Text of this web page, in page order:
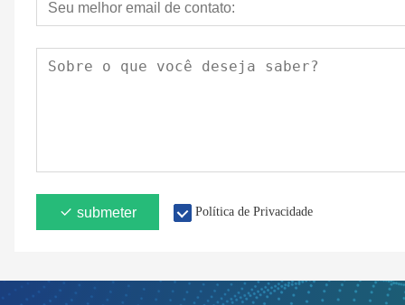
submeter Política de Privacidade